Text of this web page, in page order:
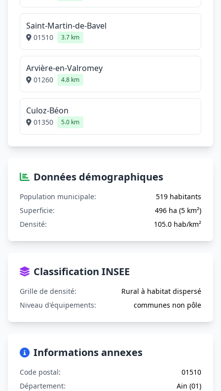
Saint-Martin-de-Bavel
01510 3.7 km
Arvière-en-Valromey
01260 4.8 km
Culoz-Béon
01350 5.0 km
Données démographiques
Population municipale:
519 habitants
Superficie:
496 ha (5 km²)
Densité:
105.0 hab/km²
Classification INSEE
Grille de densité:
Rural à habitat dispersé
Niveau d'équipements:
communes non pôle
Informations annexes
Code postal:
01510
Département:
Ain (01)